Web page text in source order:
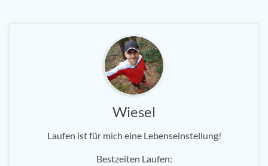
Wiesel
Laufen ist für mich eine Lebenseinstellung!
Bestzeiten Laufen: